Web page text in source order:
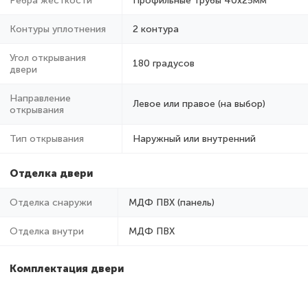
Контуры уплотнения 2 контура
Угол открывания
двери
180 градусов
Направление
открывания
Левое или правое (на выбор)
Тип открывания Наружный или внутренний
Отделка двери
Отделка снаружи МДФ ПВХ (панель)
Отделка внутри МДФ ПВХ
Комплектация двери